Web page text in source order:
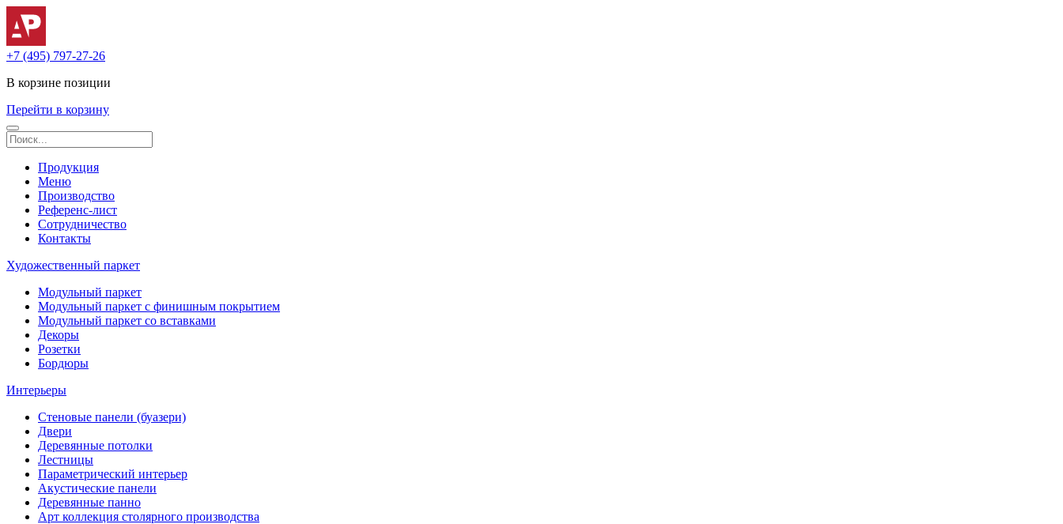
+7 (495) 797-27-26
В корзине позиции
Перейти в корзину
Продукция
Меню
Производство
Референс-лист
Сотрудничество
Контакты
Художественный паркет
Модульный паркет
Модульный паркет с финишным покрытием
Модульный паркет со вставками
Декоры
Розетки
Бордюры
Интерьеры
Стеновые панели (буазери)
Двери
Деревянные потолки
Лестницы
Параметрический интерьер
Акустические панели
Деревянные панно
Арт коллекция столярного производства